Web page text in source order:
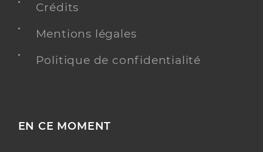
Crédits
Mentions légales
Politique de confidentialité
EN CE MOMENT